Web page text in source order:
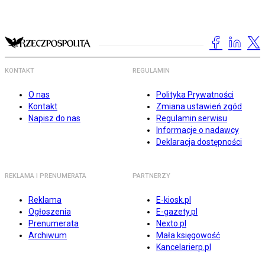
KONTAKT
O nas
Kontakt
Napisz do nas
REGULAMIN
Polityka Prywatności
Zmiana ustawień zgód
Regulamin serwisu
Informacje o nadawcy
Deklaracja dostępności
REKLAMA I PRENUMERATA
Reklama
Ogłoszenia
Prenumerata
Archiwum
PARTNERZY
E-kiosk.pl
E-gazety.pl
Nexto.pl
Mała księgowość
Kancelarierp.pl